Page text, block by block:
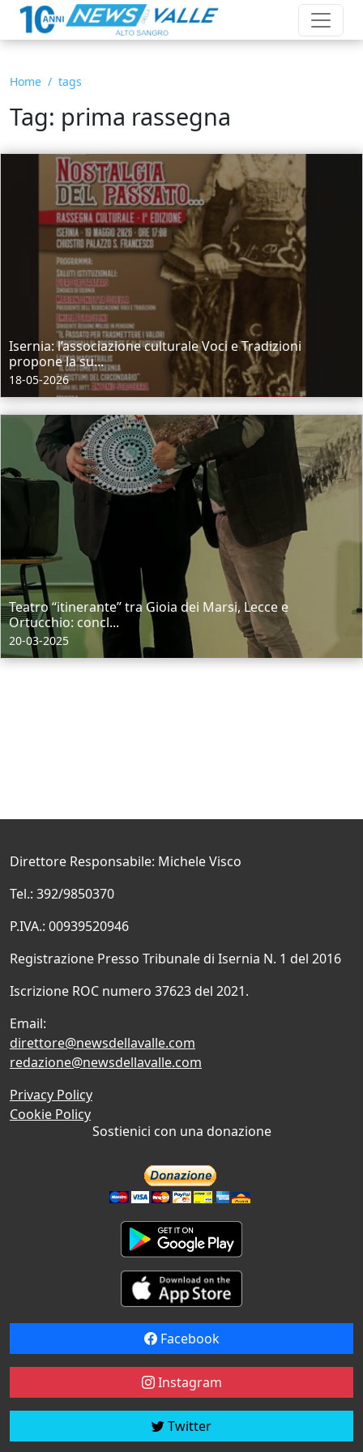
Home tags
Tag: prima rassegna
Isernia: l’associazione culturale Voci e Tradizioni
propone la su...
18-05-2026
Teatro “itinerante” tra Gioia dei Marsi, Lecce e
Ortucchio: concl...
20-03-2025
Direttore Responsabile: Michele Visco
Tel.: 392/9850370
P.IVA.: 00939520946
Registrazione Presso Tribunale di Isernia N. 1 del 2016
Iscrizione ROC numero 37623 del 2021.
Email:
direttore@newsdellavalle.com
redazione@newsdellavalle.com
Privacy Policy
Cookie Policy
Sostienici con una donazione
Facebook
Instagram
Twitter